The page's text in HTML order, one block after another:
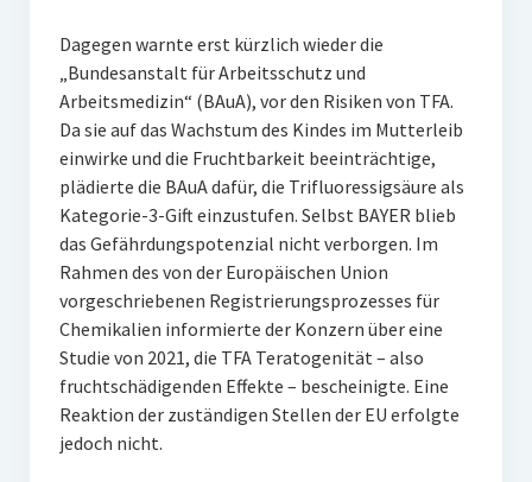
Dagegen warnte erst kürzlich wieder die
„Bundesanstalt für Arbeitsschutz und
Arbeitsmedizin“ (BAuA), vor den Risiken von TFA.
Da sie auf das Wachstum des Kindes im Mutterleib
einwirke und die Fruchtbarkeit beeinträchtige,
plädierte die BAuA dafür, die Trifluoressigsäure als
Kategorie-3-Gift einzustufen. Selbst BAYER blieb
das Gefährdungspotenzial nicht verborgen. Im
Rahmen des von der Europäischen Union
vorgeschriebenen Registrierungsprozesses für
Chemikalien informierte der Konzern über eine
Studie von 2021, die TFA Teratogenität – also
fruchtschädigenden Effekte – bescheinigte. Eine
Reaktion der zuständigen Stellen der EU erfolgte
jedoch nicht.